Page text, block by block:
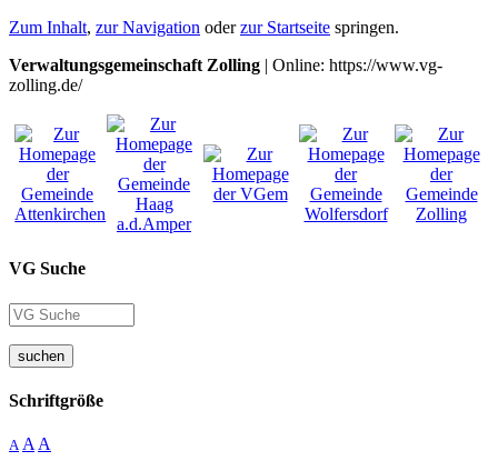
Zum Inhalt, zur Navigation oderzur Startseite springen.
Verwaltungsgemeinschaft Zolling | Online: https://www.vg-
zolling.de/
VG Suche
suchen
Schriftgröße
A A A